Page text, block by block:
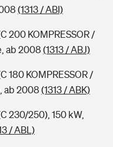
(1313 / ABI)
200 KOMPRESSOR /
ab 2008 (1313 / ABJ)
180 KOMPRESSOR /
ab 2008 (1313 / ABK)
230/250), 150 kW,
/ ABL)